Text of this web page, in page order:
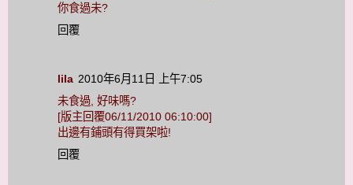
你食過未?
回覆
lila 2010年6月11日 上午7:05
未食過, 好味嗎?
[版主回覆06/11/2010 06:10:00]
出邊有鋪頭有得買架啦!
回覆